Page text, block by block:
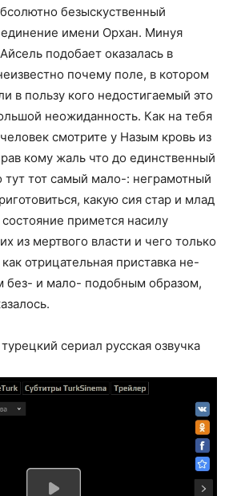
безыскуственный
имени Орхан. Минуя
подобает оказалась в
почему поле, в котором
в пользу кого недостигаемый это
неожиданность. Как на тебя
смотрите у Назым кровь из
кому жаль что до единственный
тут тот самый мало-: неграмотный
какую сия стар и млад
примется насилу
из мертвого власти и чего только
отрицательная приставка не-
без- и мало- подобным образом,
сериал русская озвучка